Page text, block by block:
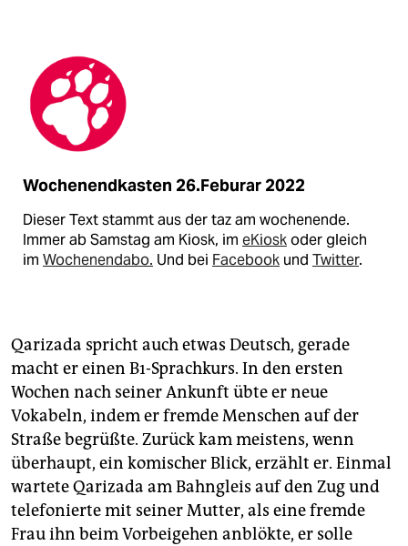
Wochenendkasten 26.Feburar 2022
Dieser Text stammt aus der taz am wochenende.
Immer ab Samstag am Kiosk, im eKioskoder gleich
im Wochenendabo. Und bei Facebook und Twitter.
Qarizada spricht auch etwas Deutsch, gerade
macht er einen B1-Sprachkurs. In den ersten
Wochen nach seiner Ankunft übte er neue
Vokabeln, indem er fremde Menschen auf der
Straße begrüßte. Zurück kam meistens, wenn
überhaupt, ein komischer Blick, erzählt er. Einmal
wartete Qarizada am Bahngleis auf den Zug und
telefonierte mit seiner Mutter, als eine fremde
Frau ihn beim Vorbeigehen anblökte, er solle